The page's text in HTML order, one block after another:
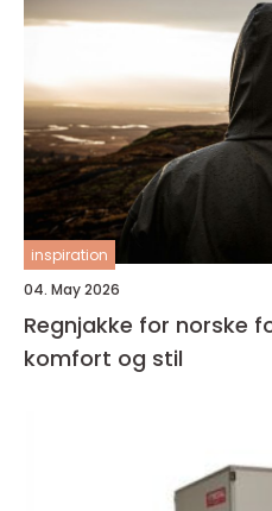
inspiration
04. May 2026
Regnjakke for norske
komfort og stil